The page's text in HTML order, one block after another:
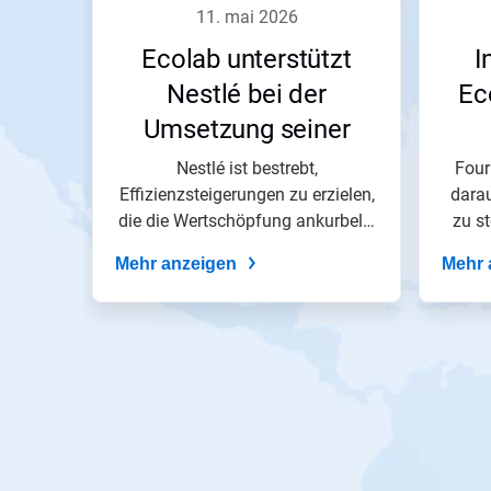
navigieren,
Folien-
Punkten
Folie.
11. mai 2026
Ecolab unterstützt
Nestlé bei der
Umsetzung seiner
Wachstums-, Effizienz-
und
Nachhaltigkeitsziele​​​​​​​
Nestlé ist bestrebt,
Effizienzsteigerungen zu erzielen,
die die Wertschöpfung ankurbeln,
Mehr anzeigen
zu
Mehr